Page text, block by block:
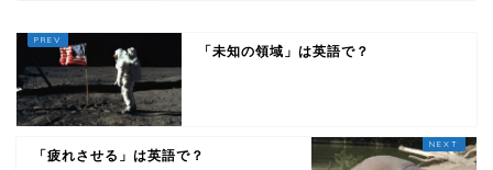
「未知の領域」は英語で？
「疲れさせる」は英語で？